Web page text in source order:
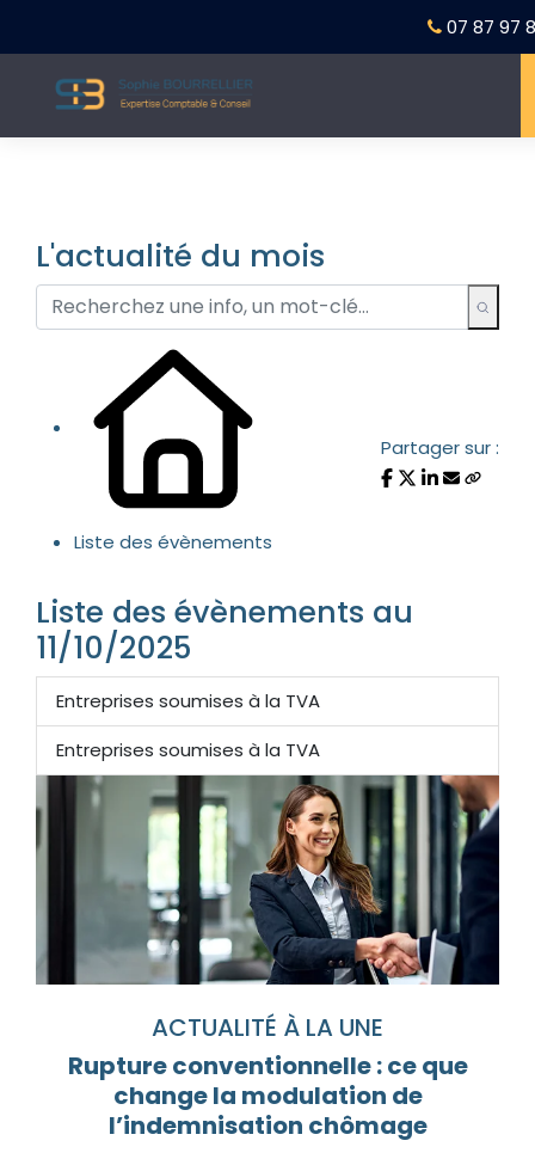
07 87 97
L'actualité du mois
Liste des évènements
Partager sur :
Liste des évènements au
11/10/2025
Entreprises soumises à la TVA
Entreprises soumises à la TVA
ACTUALITÉ À LA UNE
Rupture conventionnelle : ce que
change la modulation de
l’indemnisation chômage